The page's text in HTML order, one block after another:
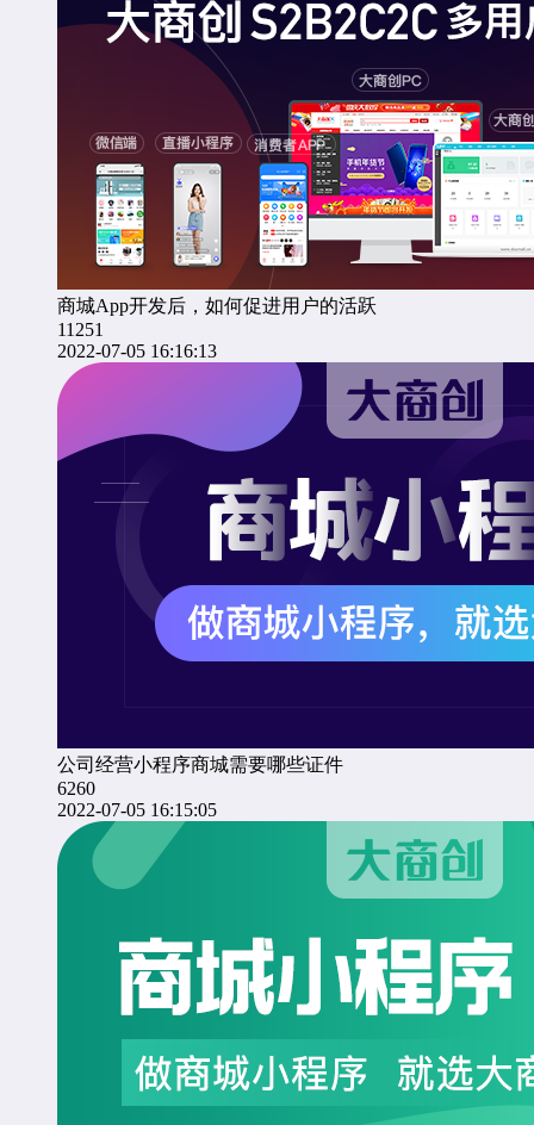
商城App开发后，如何促进用户的活跃
11251
2022-07-05 16:16:13
公司经营小程序商城需要哪些证件
6260
2022-07-05 16:15:05